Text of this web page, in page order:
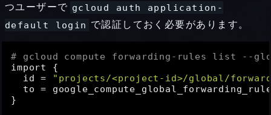
つユーザーで gcloud auth application-
default login で認証しておく必要があります。
# gcloud compute forwarding-rules list --
import {
id =
"projects/<project-id>/global/
to =
}